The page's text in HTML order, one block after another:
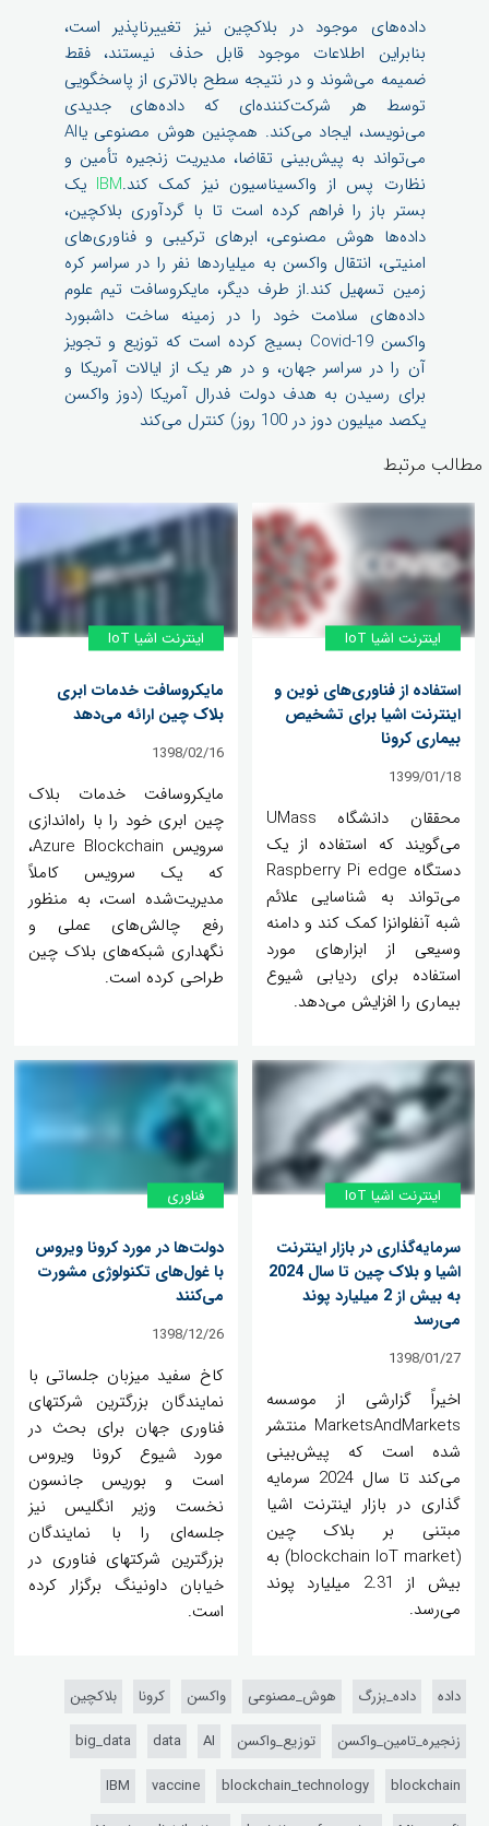
داده‌های موجود در بلاکچین نیز تغییرناپذیر است،
بنابراین اطلاعات موجود قابل حذف نیستند، فقط
ضمیمه می‌شوند و در نتیجه سطح بالاتری از پاسخگویی
توسط هر شرکت‌کننده‌ای که داده‌های جدیدی
می‌نویسد، ایجاد می‌کند. همچنین هوش مصنوعی یاAI
می‌تواند به پیش‌بینی تقاضا، مدیریت زنجیره تأمین و
نظارت پس از واکسیناسیون نیز کمک کند.IBM یک
بستر باز را فراهم کرده است تا با گردآوری بلاکچین،
داده‌ها هوش مصنوعی، ابرهای ترکیبی و فناوری‌های
امنیتی، انتقال واکسن به میلیاردها نفر را در سراسر کره
زمین تسهیل کند.از طرف دیگر، مایکروسافت تیم علوم
داده‌های سلامت خود را در زمینه ساخت داشبورد
واکسن Covid-19 بسیج کرده است که توزیع و تجویز
آن را در سراسر جهان، و در هر یک از ایالات آمریکا و
برای رسیدن به هدف دولت فدرال آمریکا (دوز واکسن
یکصد میلیون دوز در 100 روز) کنترل می‌کند
مطالب مرتبط
اینترنت اشیا IoT
استفاده از فناوری‌های نوین و
اینترنت اشیا برای تشخیص
بیماری کرونا
1399/01/18
محققان دانشگاه UMass
می‌گویند که استفاده از یک
دستگاه Raspberry Pi edge
می‌تواند به شناسایی علائم
شبه آنفلوانزا کمک کند و دامنه
وسیعی از ابزارهای مورد
استفاده برای ردیابی شیوع
بیماری را افزایش می‌دهد.
اینترنت اشیا IoT
مایکروسافت خدمات ابری
بلاک چین ارائه می‌دهد
1398/02/16
مایکروسافت خدمات بلاک
چین ابری خود را با راه‌اندازی
سرویس Azure Blockchain،
که یک سرویس کاملاً
مدیریت‌شده است، به منظور
رفع چالش‌های عملی و
نگهداری شبکه‌های بلاک چین
طراحی کرده است.
اینترنت اشیا IoT
سرمایه‌گذاری در بازار اینترنت
اشیا و بلاک چین تا سال 2024
به بیش از 2 میلیارد پوند
می‌رسد
1398/01/27
اخیراً گزارشی از موسسه
MarketsAndMarkets منتشر
شده است که پیش‌بینی
می‌کند تا سال 2024 سرمایه
گذاری در بازار اینترنت اشیا
مبتنی بر بلاک چین
(blockchain IoT market) به
بیش از 2.31 میلیارد پوند
می‌رسد.
فناوری
دولت‌ها در مورد کرونا ویروس
با غول‌های تکنولوژی مشورت
می‌کنند
1398/12/26
کاخ سفید میزبان جلساتی با
نمایندگان بزرگترین شرکتهای
فناوری جهان برای بحث در
مورد شیوع کرونا ویروس
است و بوریس جانسون
نخست وزیر انگلیس نیز
جلسه‌ای را با نمایندگان
بزرگترین شرکتهای فناوری در
خیابان داونینگ برگزار کرده
است.
داده داده_بزرگ هوش_مصنوعی واکسن کرونا
بلاکچین
زنجیره_تامین_واکسن
توزیع_واکسن AI
data
big_data
blockchain
blockchain_technology
vaccine
IBM